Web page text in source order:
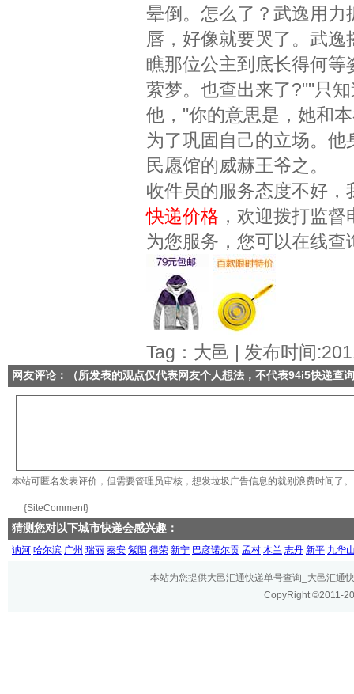
晕倒。怎么了？武逸用
唇，好像就要哭了。武
瞧那位公主到底长得何等
萦梦。也查出来了?""只
他，"你的意思是，她和
为了巩固自己的立场。
民愿馆的威赫王爷之。
收件员的服务态度不好
快递价格 ，欢迎拨打监
为您服务，您可以在线
Tag：大邑 | 发布时间
网友评论：（所发表的观点仅代表网友个人想法，不代表94i5快递查
本站可匿名发表评价，但需要管理员审核，想发垃圾广告信息的就别浪费时间了。
{SiteComment}
猜测您对以下城市快递会感兴趣：
讷河 哈尔滨 广州 瑞丽 秦安 紫阳 得荣 新宁 巴彦诺尔贡 孟村 木兰 志丹 新平 九华
本站为您提供大邑汇通快递单号查询_大邑汇通
CopyRight ©2011-